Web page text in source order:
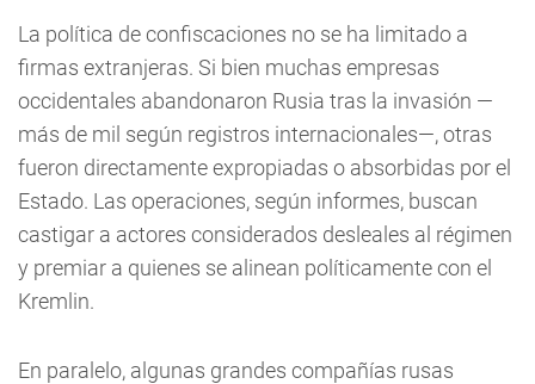
La política de confiscaciones no se ha limitado a
firmas extranjeras. Si bien muchas empresas
occidentales abandonaron Rusia tras la invasión —
más de mil según registros internacionales—, otras
fueron directamente expropiadas o absorbidas por el
Estado. Las operaciones, según informes, buscan
castigar a actores considerados desleales al régimen
y premiar a quienes se alinean políticamente con el
Kremlin.
En paralelo, algunas grandes compañías rusas